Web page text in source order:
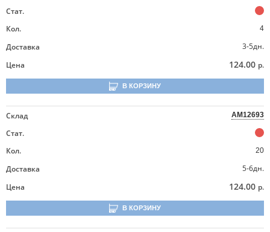
Стат.
Кол.
4
Доставка
3-5дн.
Цена
124.00 р.
В КОРЗИНУ
Склад AM12693
Стат.
Кол.
20
Доставка
5-6дн.
Цена
124.00 р.
В КОРЗИНУ